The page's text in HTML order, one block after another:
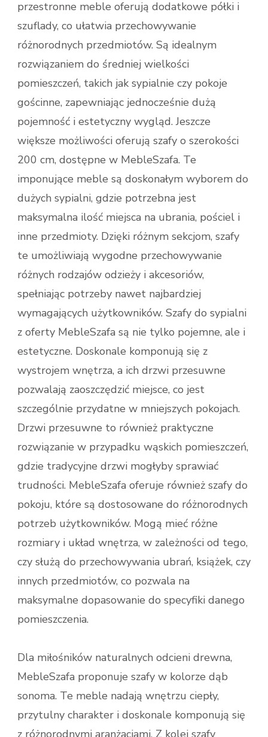
przestronne meble oferują dodatkowe półki i
szuflady, co ułatwia przechowywanie
różnorodnych przedmiotów. Są idealnym
rozwiązaniem do średniej wielkości
pomieszczeń, takich jak sypialnie czy pokoje
gościnne, zapewniając jednocześnie dużą
pojemność i estetyczny wygląd. Jeszcze
większe możliwości oferują szafy o szerokości
200 cm, dostępne w MebleSzafa. Te
imponujące meble są doskonałym wyborem do
dużych sypialni, gdzie potrzebna jest
maksymalna ilość miejsca na ubrania, pościel i
inne przedmioty. Dzięki różnym sekcjom, szafy
te umożliwiają wygodne przechowywanie
różnych rodzajów odzieży i akcesoriów,
spełniając potrzeby nawet najbardziej
wymagających użytkowników. Szafy do sypialni
z oferty MebleSzafa są nie tylko pojemne, ale i
estetyczne. Doskonale komponują się z
wystrojem wnętrza, a ich drzwi przesuwne
pozwalają zaoszczędzić miejsce, co jest
szczególnie przydatne w mniejszych pokojach.
Drzwi przesuwne to również praktyczne
rozwiązanie w przypadku wąskich pomieszczeń,
gdzie tradycyjne drzwi mogłyby sprawiać
trudności. MebleSzafa oferuje również szafy do
pokoju, które są dostosowane do różnorodnych
potrzeb użytkowników. Mogą mieć różne
rozmiary i układ wnętrza, w zależności od tego,
czy służą do przechowywania ubrań, książek, czy
innych przedmiotów, co pozwala na
maksymalne dopasowanie do specyfiki danego
pomieszczenia.
Dla miłośników naturalnych odcieni drewna,
MebleSzafa proponuje szafy w kolorze dąb
sonoma. Te meble nadają wnętrzu ciepły,
przytulny charakter i doskonale komponują się